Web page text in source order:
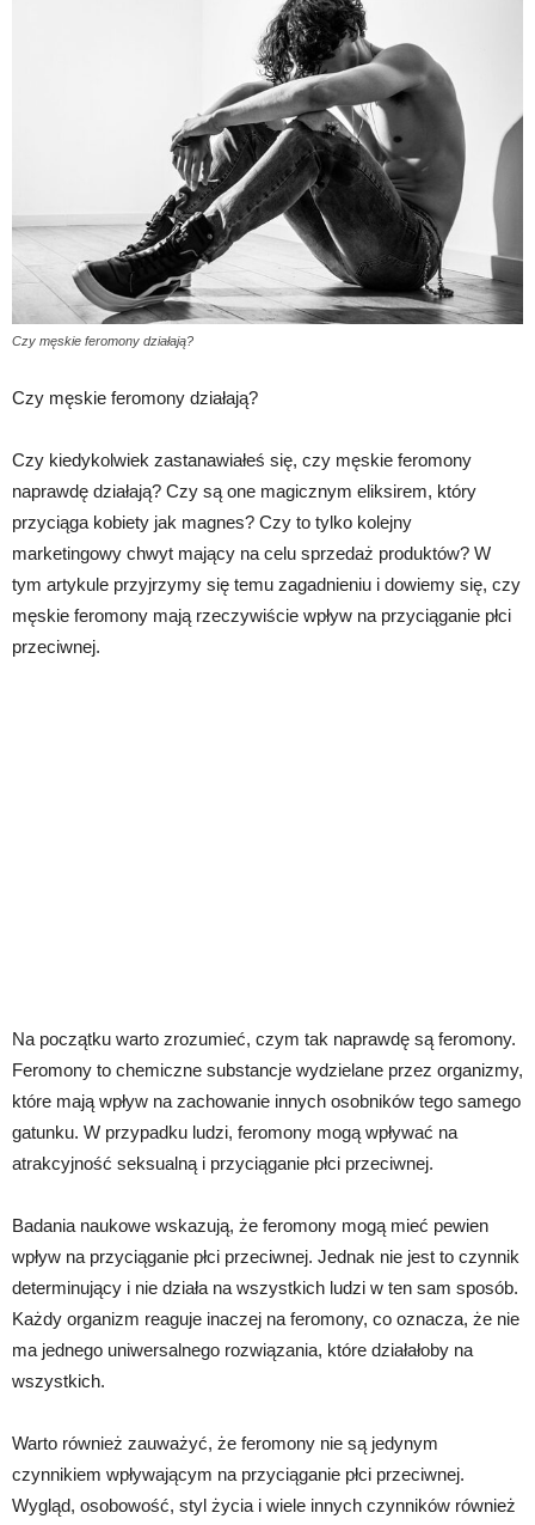
Czy męskie feromony działają?
Czy męskie feromony działają?
Czy kiedykolwiek zastanawiałeś się, czy męskie feromony
naprawdę działają? Czy są one magicznym eliksirem, który
przyciąga kobiety jak magnes? Czy to tylko kolejny
marketingowy chwyt mający na celu sprzedaż produktów? W
tym artykule przyjrzymy się temu zagadnieniu i dowiemy się, czy
męskie feromony mają rzeczywiście wpływ na przyciąganie płci
przeciwnej.
Na początku warto zrozumieć, czym tak naprawdę są feromony.
Feromony to chemiczne substancje wydzielane przez organizmy,
które mają wpływ na zachowanie innych osobników tego samego
gatunku. W przypadku ludzi, feromony mogą wpływać na
atrakcyjność seksualną i przyciąganie płci przeciwnej.
Badania naukowe wskazują, że feromony mogą mieć pewien
wpływ na przyciąganie płci przeciwnej. Jednak nie jest to czynnik
determinujący i nie działa na wszystkich ludzi w ten sam sposób.
Każdy organizm reaguje inaczej na feromony, co oznacza, że nie
ma jednego uniwersalnego rozwiązania, które działałoby na
wszystkich.
Warto również zauważyć, że feromony nie są jedynym
czynnikiem wpływającym na przyciąganie płci przeciwnej.
Wygląd, osobowość, styl życia i wiele innych czynników również